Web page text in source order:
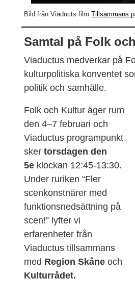
Bild från Viaducts film Tillsammans
Samtal på Folk
Viaductus medverkar på
kulturpolitiska konventet
politik och samhälle.
Folk och Kultur äger rum
den 4–7 februari och
Viaductus programpunkt
sker torsdagen den
5e klockan 12:45-13:30.
Under ruriken “Fler
scenkonstnärer med
funktionsnedsättning på
scen!” lyfter vi
erfarenheter från
Viaductus tillsammans
med Region Skåne och
Kulturrådet.